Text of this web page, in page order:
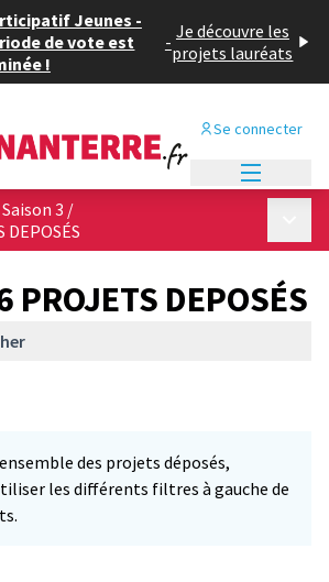
Jeunes -
de vote est
!
- Je découvre les
projets lauréats
Se connecter
3 /
DEPOSÉS
PROJETS DEPOSÉS
des projets déposés,
les différents filtres à gauche de